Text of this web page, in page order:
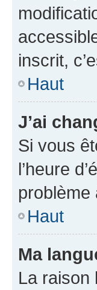
inscrit,
Haut
J’ai
Si vous
l’heure
problème
Haut
Ma
La raison